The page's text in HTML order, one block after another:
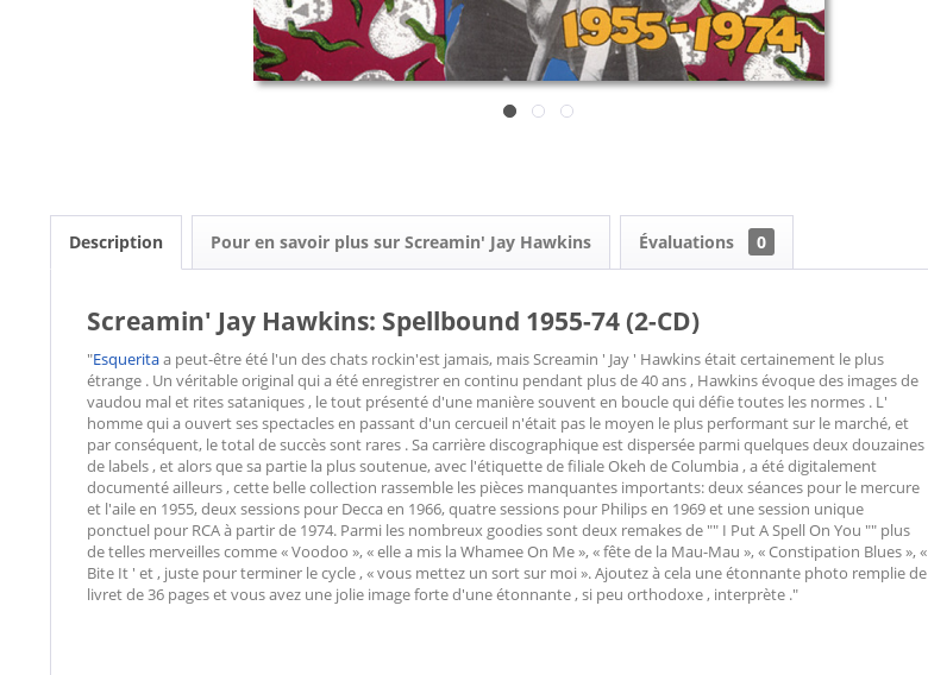
Description Pour en savoir plus sur Screamin' Jay Hawkins Évaluations 0
Screamin' Jay Hawkins: Spellbound 1955-74 (2-CD)
"Esqueritaa peut-être été l'un des chats rockin'est jamais, mais Screamin ' Jay ' Hawkins était certainement le plus
étrange . Un véritable original qui a été enregistrer en continu pendant plus de 40 ans , Hawkins évoque des images de
vaudou mal et rites sataniques , le tout présenté d'une manière souvent en boucle qui défie toutes les normes . L'
homme qui a ouvert ses spectacles en passant d'un cercueil n'était pas le moyen le plus performant sur ​​le marché, et
par conséquent, le total de succès sont rares . Sa carrière discographique est dispersée parmi quelques deux douzaines
de labels , et alors que sa partie la plus soutenue, avec l'étiquette de filiale Okeh de Columbia , a été digitalement
documenté ailleurs , cette belle collection rassemble les pièces manquantes importants: deux séances pour le mercure
et l'aile en 1955, deux sessions pour Decca en 1966, quatre sessions pour Philips en 1969 et une session unique
ponctuel pour RCA à partir de 1974. Parmi les nombreux goodies sont deux remakes de "" I Put A Spell On You "" plus
de telles merveilles comme « Voodoo », « elle a mis la Whamee On Me », « fête de la Mau-Mau », « Constipation Blues », «
Bite It ' et , juste pour terminer le cycle , « vous mettez un sort sur moi ». Ajoutez à cela une étonnante photo remplie de
livret de 36 pages et vous avez une jolie image forte d'une étonnante , si peu orthodoxe , interprète ."